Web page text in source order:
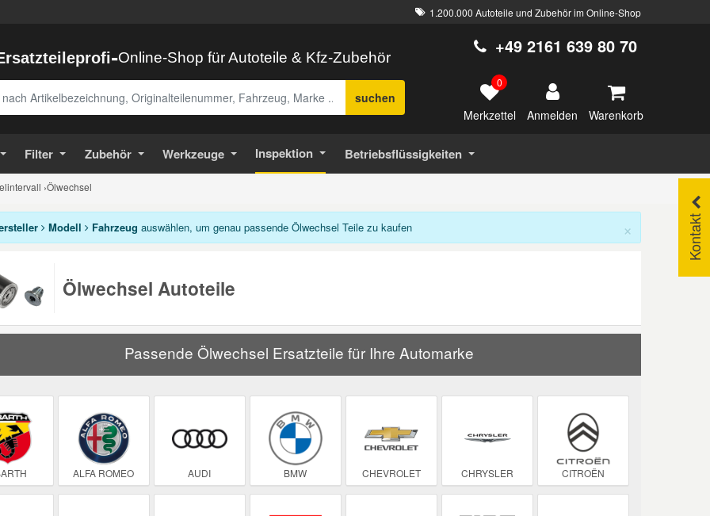
1.200.000 Autoteile und Zubehör im Online-Shop
-Online-Shop für Autoteile & Kfz-Zubehör
suchen
+49 2161 639 80 70
0
Merkzettel Anmelden Warenkorb
Filter Zubehör Werkzeuge Inspektion Betriebsflüssigkeiten
›Ölwechsel
Kontakt
×
Modell Fahrzeug auswählen, um genau passende Ölwechsel Teile zu kaufen
Ölwechsel Autoteile
Passende Ölwechsel Ersatzteile für Ihre Automarke
ALFA ROMEO AUDI BMW CHEVROLET CHRYSLER CITROËN